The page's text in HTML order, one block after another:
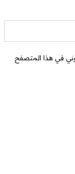
في هذا المتصفح